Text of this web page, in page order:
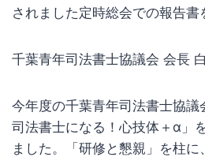
されました定時総会での報告書
千葉青年司法書士協議会 会長
今年度の千葉青年司法書士協議
司法書士になる！心技体＋α」
ました。「研修と懇親」を柱に